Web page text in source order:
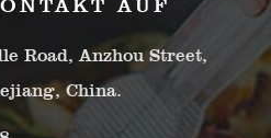
Road, Anzhou Street,
China.